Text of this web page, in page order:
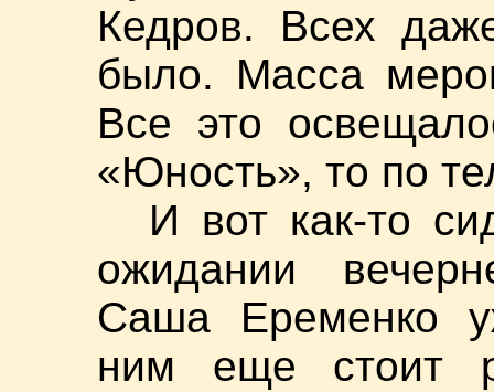
Кедров. Всех
было. Масса
Все это
«Юность», то по
И вот как-то
ожидании
Саша Еременко
ним еще стоит